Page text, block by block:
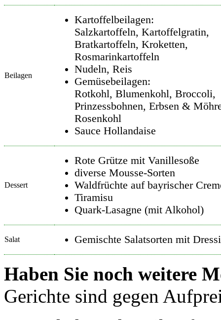
Beilagen
Kartoffelbeilagen:
Salzkartoffeln, Kartoffelgratin,
Bratkartoffeln, Kroketten,
Rosmarinkartoffeln
Nudeln, Reis
Gemüsebeilagen:
Rotkohl, Blumenkohl, Broccoli,
Prinzessbohnen, Erbsen &
Rosenkohl
Sauce Hollandaise
Dessert
Rote Grütze mit Vanillesoße
diverse Mousse-Sorten
Waldfrüchte auf bayrischer
Tiramisu
Quark-Lasagne (mit Alkohol)
Salat Gemischte Salatsorten mit
Haben Sie noch weitere
Gerichte sind gegen